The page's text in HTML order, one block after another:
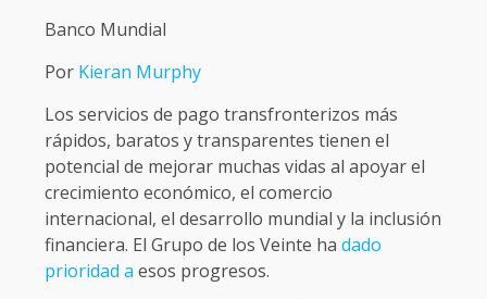
Banco Mundial
Por Kieran Murphy
Los servicios de pago transfronterizos más
rápidos, baratos y transparentes tienen el
potencial de mejorar muchas vidas al apoyar el
crecimiento económico, el comercio
internacional, el desarrollo mundial y la inclusión
financiera. El Grupo de los Veinte ha dado
prioridad a esos progresos.